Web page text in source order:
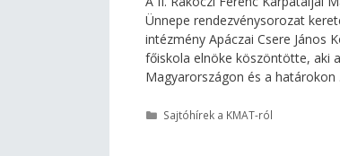
Ünnepe rendezvénysorozat
intézmény Apáczai Csere János
főiskola elnöke köszöntötte, aki
Magyarországon és a határokon
Kategória
Sajtóhírek a KMAT-ról